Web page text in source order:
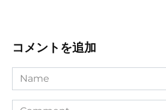
コメントを追加
Name
Comment